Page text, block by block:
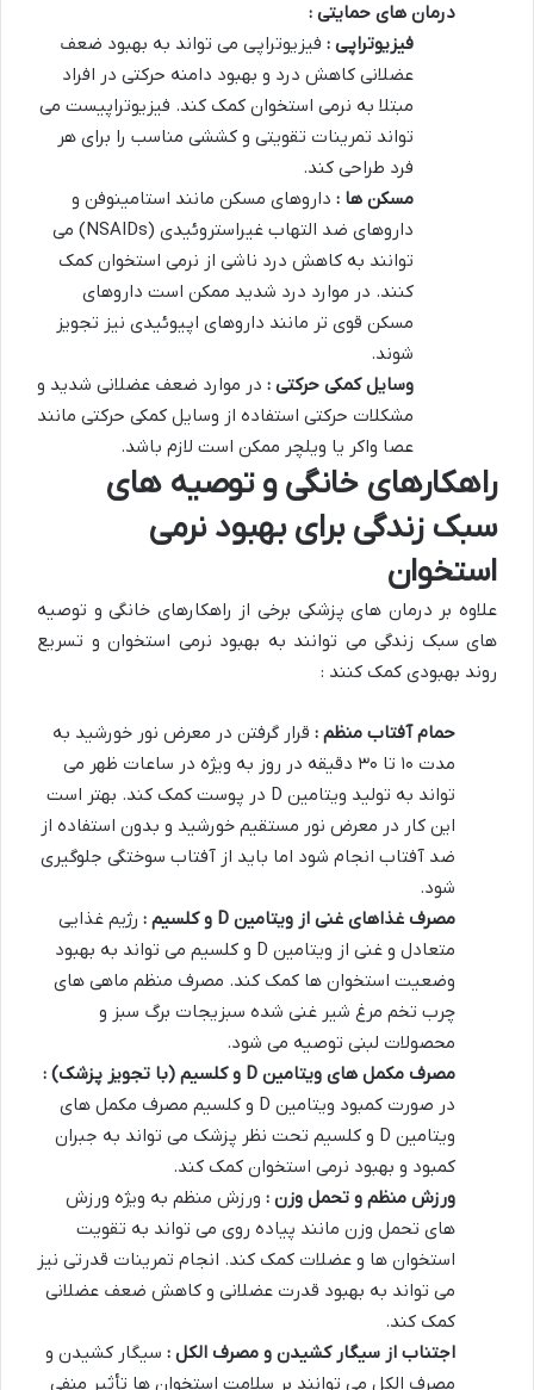
درمان های حمایتی :
فیزیوتراپی : فیزیوتراپی می تواند به بهبود ضعف
عضلانی کاهش درد و بهبود دامنه حرکتی در افراد
مبتلا به نرمی استخوان کمک کند. فیزیوتراپیست می
تواند تمرینات تقویتی و کششی مناسب را برای هر
فرد طراحی کند.
مسکن ها : داروهای مسکن مانند استامینوفن و
داروهای ضد التهاب غیراستروئیدی (NSAIDs) می
توانند به کاهش درد ناشی از نرمی استخوان کمک
کنند. در موارد درد شدید ممکن است داروهای
مسکن قوی تر مانند داروهای اپیوئیدی نیز تجویز
شوند.
وسایل کمکی حرکتی : در موارد ضعف عضلانی شدید و
مشکلات حرکتی استفاده از وسایل کمکی حرکتی مانند
عصا واکر یا ویلچر ممکن است لازم باشد.
راهکارهای خانگی و توصیه های
سبک زندگی برای بهبود نرمی
استخوان
علاوه بر درمان های پزشکی برخی از راهکارهای خانگی و توصیه
های سبک زندگی می توانند به بهبود نرمی استخوان و تسریع
روند بهبودی کمک کنند :
حمام آفتاب منظم : قرار گرفتن در معرض نور خورشید به
مدت ۱۰ تا ۳۰ دقیقه در روز به ویژه در ساعات ظهر می
تواند به تولید ویتامین D در پوست کمک کند. بهتر است
این کار در معرض نور مستقیم خورشید و بدون استفاده از
ضد آفتاب انجام شود اما باید از آفتاب سوختگی جلوگیری
شود.
مصرف غذاهای غنی از ویتامین
و کلسیم : رژیم غذایی
متعادل و غنی از ویتامین D و کلسیم می تواند به بهبود
وضعیت استخوان ها کمک کند. مصرف منظم ماهی های
چرب تخم مرغ شیر غنی شده سبزیجات برگ سبز و
محصولات لبنی توصیه می شود.
مصرف مکمل های ویتامین
و کلسیم (با تجویز پزشک) :
در صورت کمبود ویتامین D و کلسیم مصرف مکمل های
ویتامین D و کلسیم تحت نظر پزشک می تواند به جبران
کمبود و بهبود نرمی استخوان کمک کند.
ورزش منظم و تحمل وزن : ورزش منظم به ویژه ورزش
های تحمل وزن مانند پیاده روی می تواند به تقویت
استخوان ها و عضلات کمک کند. انجام تمرینات قدرتی نیز
می تواند به بهبود قدرت عضلانی و کاهش ضعف عضلانی
کمک کند.
اجتناب از سیگار کشیدن و مصرف الکل : سیگار کشیدن و
مصرف الکل می توانند بر سلامت استخوان ها تأثیر منفی